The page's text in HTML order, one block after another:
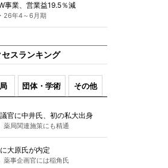
事業、営業益19.5％減
26年4～6月期
スランキング
団体・学術 その他
官に中井氏、初の私大出身
薬局関連施策にも精通
大原氏が内定
薬事企画官には稲角氏